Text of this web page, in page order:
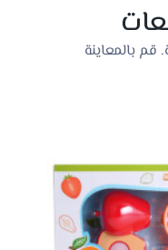
قم بالمعاينة